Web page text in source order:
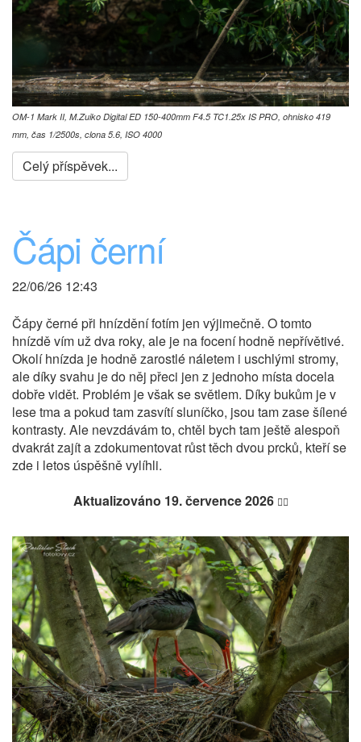
OM-1 Mark II, M.Zuiko Digital ED 150-400mm F4.5 TC1.25x IS PRO, ohnisko 419
mm, čas 1/2500s, clona 5.6, ISO 4000
Celý příspěvek...
Čápi černí
22/06/26 12:43
Čápy černé při hnízdění fotím jen výjimečně. O tomto
hnízdě vím už dva roky, ale je na focení hodně nepřívětivé.
Okolí hnízda je hodně zarostlé náletem i uschlými stromy,
ale díky svahu je do něj přeci jen z jednoho místa docela
dobře vidět. Problém je však se světlem. Díky bukům je v
lese tma a pokud tam zasvítí sluníčko, jsou tam zase šílené
kontrasty. Ale nevzdávám to, chtěl bych tam ještě alespoň
dvakrát zajít a zdokumentovat růst těch dvou prcků, kteří se
zde i letos úspěšně vylíhli.
Aktualizováno 19. července 2026 ☝🏻